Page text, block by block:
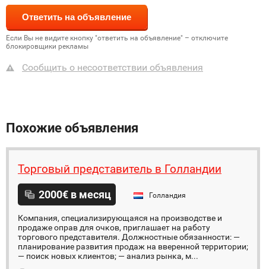
Если Вы не видите кнопку "ответить на объявление" – отключите
блокировщики рекламы
Сообщить о несоответствии объявления
Похожие объявления
Торговый представитель в Голландии
2000€ в месяц Голландия
Компания, специализирующаяся на производстве и
продаже оправ для очков, приглашает на работу
торгового представителя. Должностные обязанности: —
планирование развития продаж на вверенной территории;
— поиск новых клиентов; — анализ рынка, м...